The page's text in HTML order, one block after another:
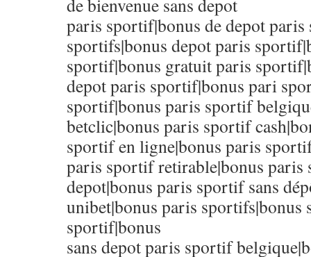
de bienvenue sans depot
paris sportif|bonus de depot
sportifs|bonus depot paris
sportif|bonus gratuit paris
depot paris sportif|bonus pari
sportif|bonus paris sportif
betclic|bonus paris sportif
sportif en ligne|bonus paris
paris sportif retirable|bonus paris
depot|bonus paris sportif sans
unibet|bonus paris sportifs|bonus
sportif|bonus
sans depot paris sportif